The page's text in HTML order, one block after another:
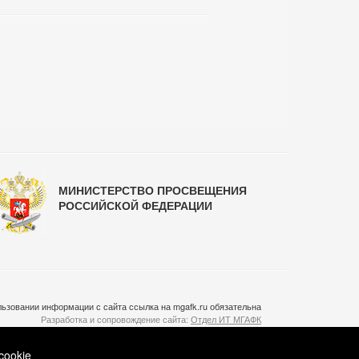
МИНИСТЕРСТВО ПРОСВЕЩЕНИЯ
РОССИЙСКОЙ ФЕДЕРАЦИИ
информации с сайта ссылка на mgafk.ru обязательна
Разработка и сопровождение сайта: Отдел ИТ МГАФК